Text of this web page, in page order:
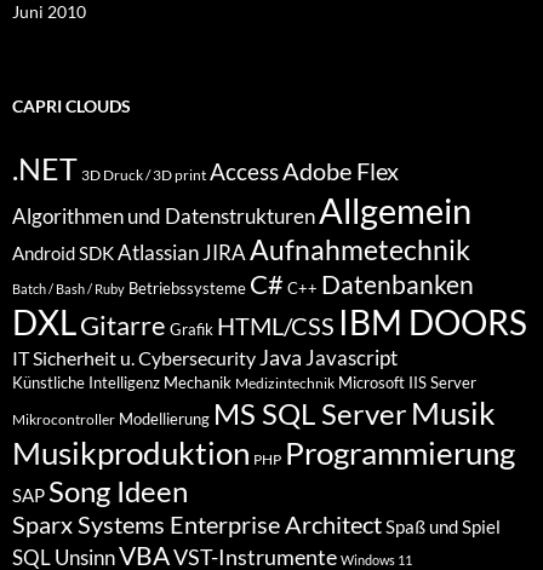
Juni 2010
CAPRI CLOUDS
.NET 3D Druck / 3D print AccessAdobe Flex
Algorithmen und DatenstrukturenAllgemein
Android SDKAtlassian JIRAAufnahmetechnik
Batch / Bash / Ruby Betriebssysteme C# C++ Datenbanken
DXLGitarre Grafik HTML/CSS IBM DOORS
IT Sicherheit u. Cybersecurity Java Javascript
Künstliche Intelligenz Mechanik Medizintechnik Microsoft IIS Server
Mikrocontroller Modellierung MS SQL Server Musik
Musikproduktion PHP Programmierung
SAP Song Ideen
Sparx Systems Enterprise ArchitectSpaß und Spiel
SQL UnsinnVBAVST-Instrumente Windows 11